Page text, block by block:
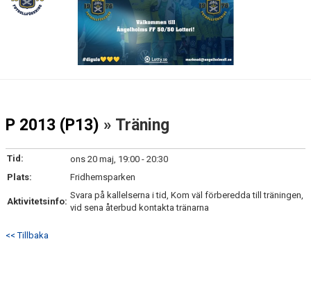
NYHETER
P 2013 (P13) » Träning
Tid:
ons 20 maj, 19:00 - 20:30
Plats:
Fridhemsparken
Aktivitetsinfo:
Svara på kallelserna i tid, Kom väl förberedda till träningen,
vid sena återbud kontakta tränarna
<< Tillbaka